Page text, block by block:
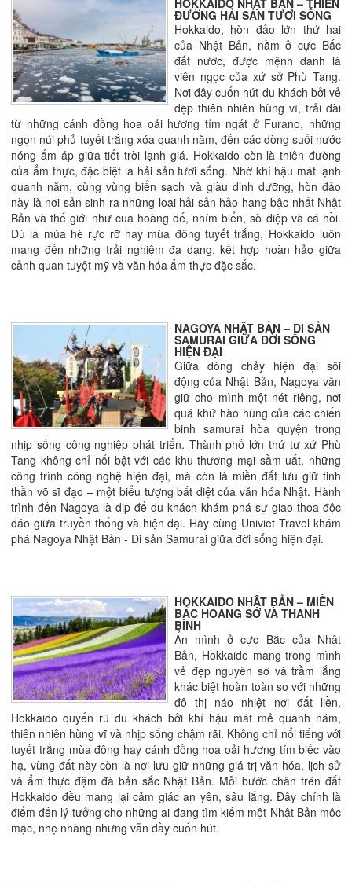
HOKKAIDO NHẬT BẢN – THIÊN
ĐƯỜNG HẢI SẢN TƯƠI SỐNG
Hokkaido, hòn đảo lớn thứ hai
của Nhật Bản, nằm ở cực Bắc
đất nước, được mệnh danh là
viên ngọc của xứ sở Phù Tang.
Nơi đây cuốn hút du khách bởi vẻ
đẹp thiên nhiên hùng vĩ, trải dài
từ những cánh đồng hoa oải hương tím ngát ở Furano, những
ngọn núi phủ tuyết trắng xóa quanh năm, đến các dòng suối nước
nóng ấm áp giữa tiết trời lạnh giá. Hokkaido còn là thiên đường
của ẩm thực, đặc biệt là hải sản tươi sống. Nhờ khí hậu mát lạnh
quanh năm, cùng vùng biển sạch và giàu dinh dưỡng, hòn đảo
này là nơi sản sinh ra những loại hải sản hảo hạng bậc nhất Nhật
Bản và thế giới như cua hoàng đế, nhím biển, sò điệp và cá hồi.
Dù là mùa hè rực rỡ hay mùa đông tuyết trắng, Hokkaido luôn
mang đến những trải nghiệm đa dạng, kết hợp hoàn hảo giữa
cảnh quan tuyệt mỹ và văn hóa ẩm thực đặc sắc.
NAGOYA NHẬT BẢN – DI SẢN
SAMURAI GIỮA ĐỜI SỐNG
HIỆN ĐẠI
Giữa dòng chảy hiện đại sôi
động của Nhật Bản, Nagoya vẫn
giữ cho mình một nét riêng, nơi
quá khứ hào hùng của các chiến
binh samurai hòa quyện trong
nhịp sống công nghiệp phát triển. Thành phố lớn thứ tư xứ Phù
Tang không chỉ nổi bật với các khu thương mại sầm uất, những
công trình công nghệ hiện đại, mà còn là miền đất lưu giữ tinh
thần võ sĩ đạo – một biểu tượng bất diệt của văn hóa Nhật. Hành
trình đến Nagoya là dịp để du khách khám phá sự giao thoa độc
đáo giữa truyền thống và hiện đại. Hãy cùng Univiet Travel khám
phá Nagoya Nhật Bản - Di sản Samurai giữa đời sống hiện đại.
HOKKAIDO NHẬT BẢN – MIỀN
BẮC HOANG SƠ VÀ THANH
BÌNH
Ẩn mình ở cực Bắc của Nhật
Bản, Hokkaido mang trong mình
vẻ đẹp nguyên sơ và trầm lắng
khác biệt hoàn toàn so với những
đô thị náo nhiệt nơi đất liền.
Hokkaido quyến rũ du khách bởi khí hậu mát mẻ quanh năm,
thiên nhiên hùng vĩ và nhịp sống chậm rãi. Không chỉ nổi tiếng với
tuyết trắng mùa đông hay cánh đồng hoa oải hương tím biếc vào
hạ, vùng đất này còn là nơi lưu giữ những giá trị văn hóa, lịch sử
và ẩm thực đậm đà bản sắc Nhật Bản. Mỗi bước chân trên đất
Hokkaido đều mang lại cảm giác an yên, sâu lắng. Đây chính là
điểm đến lý tưởng cho những ai đang tìm kiếm một Nhật Bản mộc
mạc, nhẹ nhàng nhưng vẫn đầy cuốn hút.